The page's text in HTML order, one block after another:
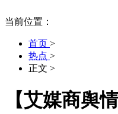
当前位置：
首页 >
热点 >
正文 >
【艾媒商舆